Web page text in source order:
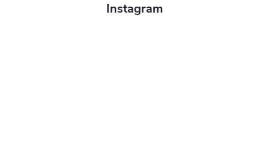
Instagram